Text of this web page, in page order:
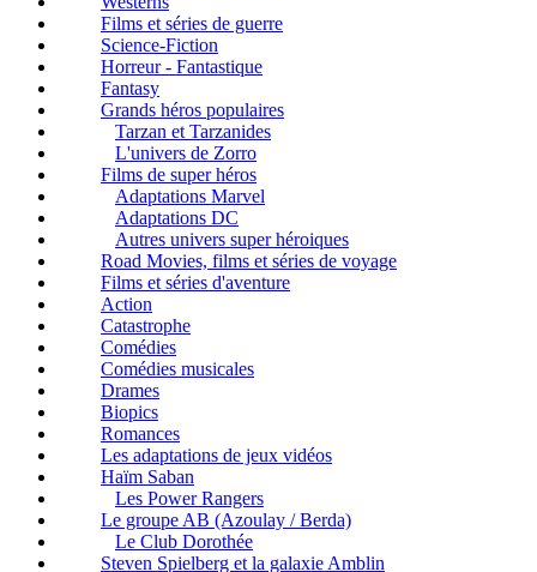
Films et séries de guerre
Science-Fiction
Horreur - Fantastique
Fantasy
Grands héros populaires
Tarzan et Tarzanides
L'univers de Zorro
Films de super héros
Adaptations Marvel
Adaptations DC
Autres univers super héroiques
Road Movies, films et séries de voyage
Films et séries d'aventure
Action
Catastrophe
Comédies
Comédies musicales
Drames
Biopics
Romances
Les adaptations de jeux vidéos
Haïm Saban
Les Power Rangers
Le groupe AB (Azoulay / Berda)
Le Club Dorothée
Steven Spielberg et la galaxie Amblin